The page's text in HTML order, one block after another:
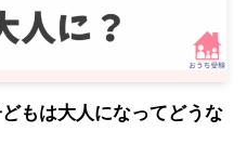
もは大人になってどうな